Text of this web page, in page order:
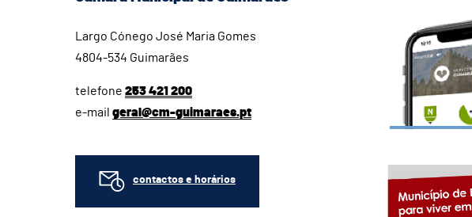
Largo Cónego José Maria Gomes
4804-534 Guimarães
telefone 253 421 200
e-mail geral@cm-guimaraes.pt
contactos e horários